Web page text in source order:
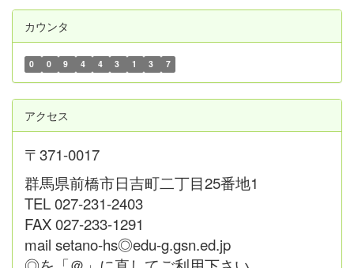
カウンタ
0 0 9 4 4 3 1 3 7
アクセス
〒371-0017
群馬県前橋市日吉町二丁目25番地1
TEL 027-231-2403
FAX 027-233-1291
mail setano-hs◎edu-g.gsn.ed.jp